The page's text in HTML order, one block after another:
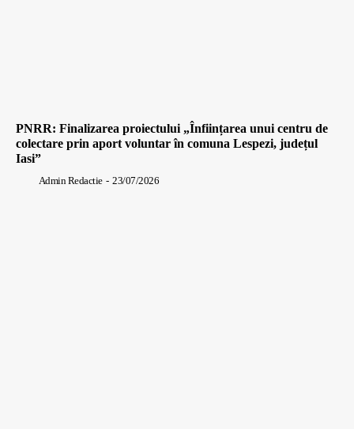
PNRR: Finalizarea proiectului „Înființarea unui centru de
colectare prin aport voluntar în comuna Lespezi, județul
Iasi”
Admin Redactie - 23/07/2026